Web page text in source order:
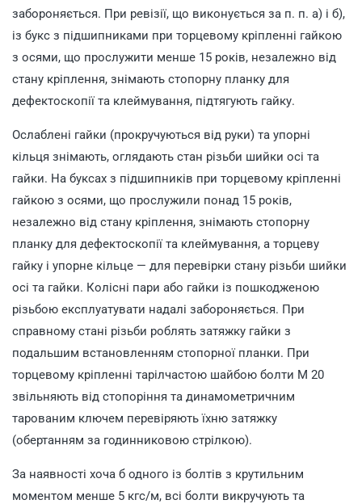
забороняється. При ревізії, що виконується за п. п. а) і б),
із букс з підшипниками при торцевому кріпленні гайкою
з осями, що прослужити менше 15 років, незалежно від
стану кріплення, знімають стопорну планку для
дефектоскопії та клеймування, підтягують гайку.
Ослаблені гайки (прокручуються від руки) та упорні
кільця знімають, оглядають стан різьби шийки осі та
гайки. На буксах з підшипників при торцевому кріпленні
гайкою з осями, що прослужили понад 15 років,
незалежно від стану кріплення, знімають стопорну
планку для дефектоскопії та клеймування, а торцеву
гайку і упорне кільце — для перевірки стану різьби шийки
осі та гайки. Колісні пари або гайки із пошкодженою
різьбою експлуатувати надалі забороняється. При
справному стані різьби роблять затяжку гайки з
подальшим встановленням стопорної планки. При
торцевому кріпленні тарілчастою шайбою болти М 20
звільняють від стопоріння та динамометричним
тарованим ключем перевіряють їхню затяжку
(обертанням за годинниковою стрілкою).
За наявності хоча б одного із болтів з крутильним
моментом менше 5 кгс/м, всі болти викручують та